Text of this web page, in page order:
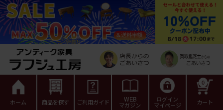
ホーム 商品を探す ご利用ガイド WEB
マガジン
ログイン
マイページ カート
0